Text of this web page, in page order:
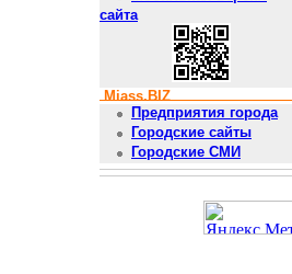
сайта
Miass.BIZ
Предприятия города
Городские сайты
Городские СМИ